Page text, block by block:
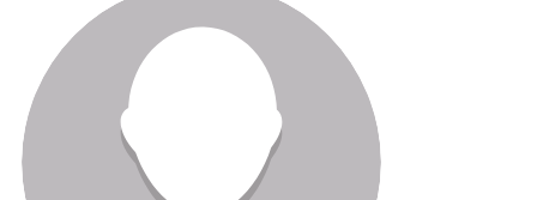
БАЗА ЗНАНИЙ
КЛЮЧЕВЫЕ СЛОВА
Регистрация